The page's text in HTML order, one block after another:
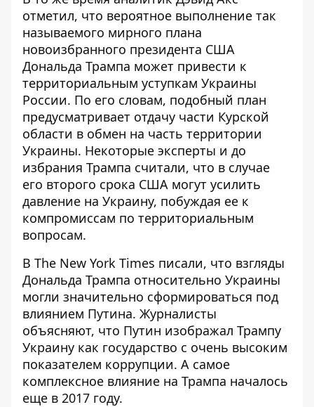
отметил, что вероятное выполнение так
называемого мирного плана
новоизбранного президента США
Дональда Трампа может привести к
территориальным уступкам Украины
России. По его словам, подобный план
предусматривает отдачу части Курской
области в обмен на часть территории
Украины. Некоторые эксперты и до
избрания Трампа считали, что в случае
его второго срока США могут усилить
давление на Украину, побуждая ее к
компромиссам по территориальным
вопросам.
В The New York Times писали, что взгляды
Дональда Трампа относительно Украины
могли значительно сформироваться под
влиянием Путина. Журналисты
объясняют, что Путин изображал Трампу
Украину как государство с очень высоким
показателем коррупции. А самое
комплексное влияние на Трампа началось
еще в 2017 году.